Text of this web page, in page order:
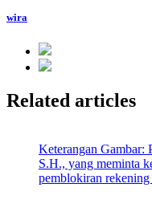
wira
Related articles
Keterangan Gambar:
S.H., yang meminta
pemblokiran